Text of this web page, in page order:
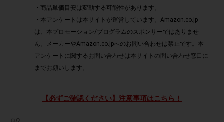
・商品単価目安は変動する可能性があります。
・本アンケートは本サイトが運営しています。Amazon.co.jp
は、本プロモーション/プログラムのスポンサーではありませ
ん。メーカーやAmazon.co.jpへのお問い合わせは禁止です。本
アンケートに関するお問い合わせは本サイトの問い合わせ窓口に
までお願いします。
【必ずご確認ください】注意事項はこちら！